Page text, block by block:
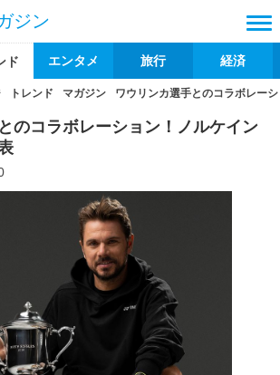
ジン
ド エンタメ 旅行 経済
トレンド マガジン ワウリンカ選手とのコラボレー
のコラボレーション！ノルケイン